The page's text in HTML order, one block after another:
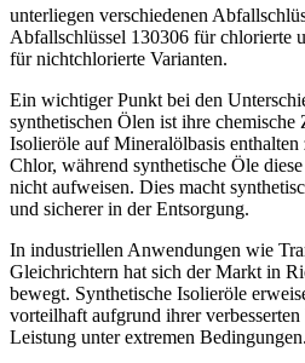
unterliegen verschiedenen
Abfallschlüssel 130306 für chlorierte
für nichtchlorierte Varianten.
Ein wichtiger Punkt bei den
synthetischen Ölen ist ihre chemische
Isolieröle auf Mineralölbasis
Chlor, während synthetische Öle
nicht aufweisen. Dies macht
und sicherer in der Entsorgung.
In industriellen Anwendungen wie
Gleichrichtern hat sich der Markt in
bewegt. Synthetische Isolieröle
vorteilhaft aufgrund ihrer
Leistung unter extremen Bedingungen.